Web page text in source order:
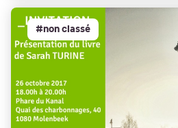
#non classé